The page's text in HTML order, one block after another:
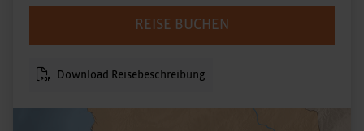
REISE BUCHEN
Download Reisebeschreibung